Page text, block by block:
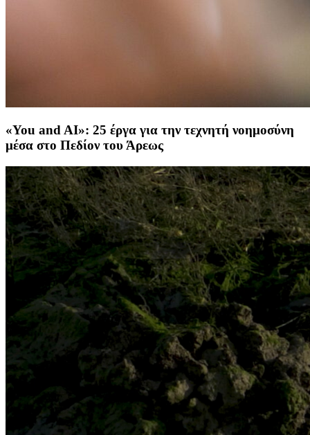
«You and AI»: 25 έργα για την τεχνητή νοημοσύνη
μέσα στο Πεδίον του Άρεως